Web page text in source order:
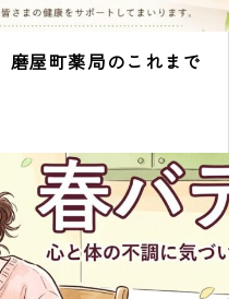
磨屋町薬局のこれまで